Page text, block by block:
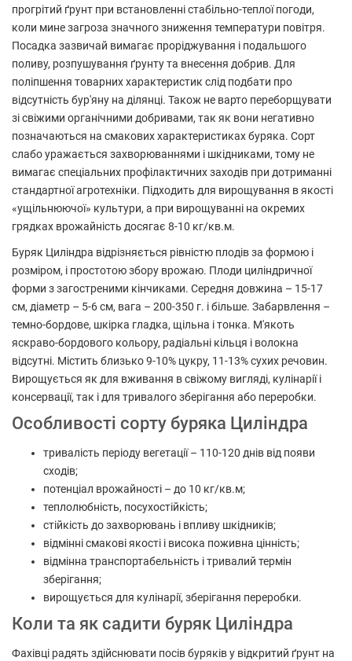
прогрітий ґрунт при встановленні стабільно-теплої погоди,
коли мине загроза значного зниження температури повітря.
Посадка зазвичай вимагає проріджування і подальшого
поливу, розпушування ґрунту та внесення добрив. Для
поліпшення товарних характеристик слід подбати про
відсутність бур'яну на ділянці. Також не варто переборщувати
зі свіжими органічними добривами, так як вони негативно
позначаються на смакових характеристиках буряка. Сорт
слабо уражається захворюваннями і шкідниками, тому не
вимагає спеціальних профілактичних заходів при дотриманні
стандартної агротехніки. Підходить для вирощування в якості
«ущільнюючої» культури, а при вирощуванні на окремих
грядках врожайність досягає 8-10 кг/кв.м.
Буряк Циліндра відрізняється рівністю плодів за формою і
розміром, і простотою збору врожаю. Плоди циліндричної
форми з загостреними кінчиками. Середня довжина – 15-17
см, діаметр – 5-6 см, вага – 200-350 г. і більше. Забарвлення –
темно-бордове, шкірка гладка, щільна і тонка. М'якоть
яскраво-бордового кольору, радіальні кільця і волокна
відсутні. Містить близько 9-10% цукру, 11-13% сухих речовин.
Вирощується як для вживання в свіжому вигляді, кулінарії і
консервації, так і для тривалого зберігання або переробки.
Особливості сорту буряка Циліндра
тривалість періоду вегетації – 110-120 днів від появи
сходів;
потенціал врожайності – до 10 кг/кв.м;
теплолюбність, посухостійкість;
стійкість до захворювань і впливу шкідників;
відмінні смакові якості і висока поживна цінність;
відмінна транспортабельність і тривалий термін
зберігання;
вирощується для кулінарії, зберігання переробки.
Коли та як садити буряк Циліндра
Фахівці радять здійснювати посів буряків у відкритий ґрунт на